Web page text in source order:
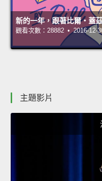
新的一年，跟著比爾‧蓋
觀看次數：28882 • 2016-12-
主題影片